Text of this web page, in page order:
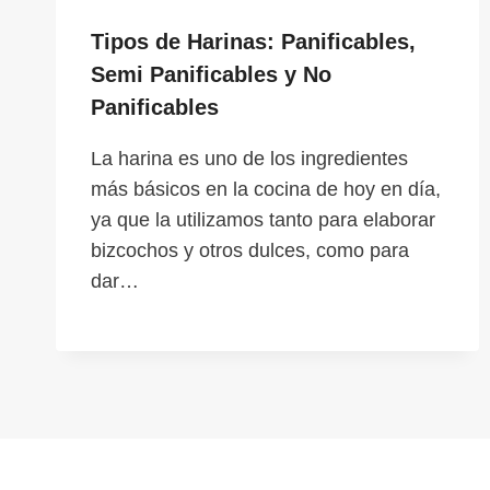
Tipos de Harinas: Panificables,
Semi Panificables y No
Panificables
La harina es uno de los ingredientes
más básicos en la cocina de hoy en día,
ya que la utilizamos tanto para elaborar
bizcochos y otros dulces, como para
dar…